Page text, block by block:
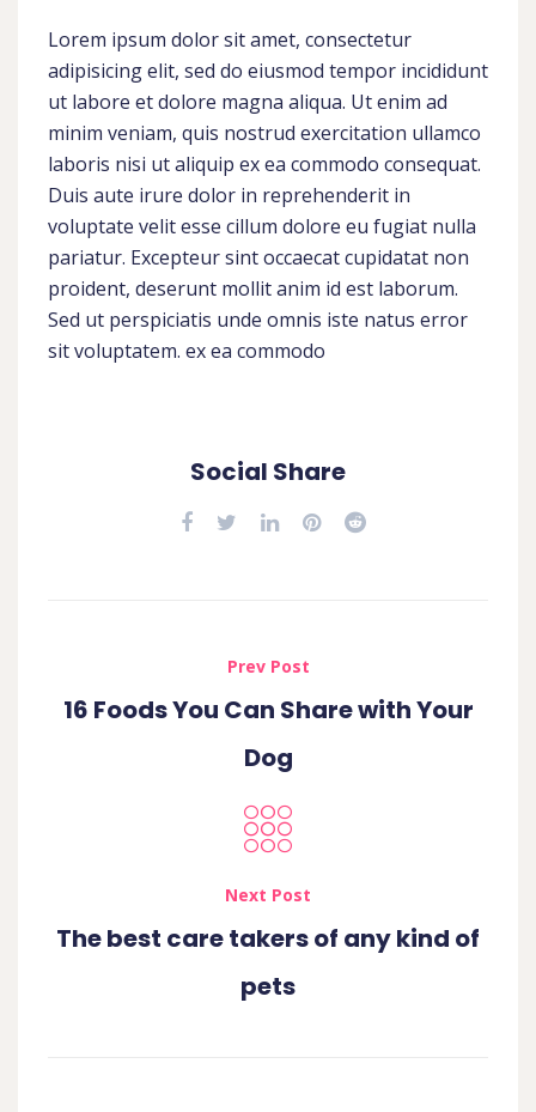
Lorem ipsum dolor sit amet, consectetur
adipisicing elit, sed do eiusmod tempor incididunt
ut labore et dolore magna aliqua. Ut enim ad
minim veniam, quis nostrud exercitation ullamco
laboris nisi ut aliquip ex ea commodo consequat.
Duis aute irure dolor in reprehenderit in
voluptate velit esse cillum dolore eu fugiat nulla
pariatur. Excepteur sint occaecat cupidatat non
proident, deserunt mollit anim id est laborum.
Sed ut perspiciatis unde omnis iste natus error
sit voluptatem. ex ea commodo
Social Share
Prev Post
16 Foods You Can Share with Your
Dog
Next Post
The best care takers of any kind of
pets